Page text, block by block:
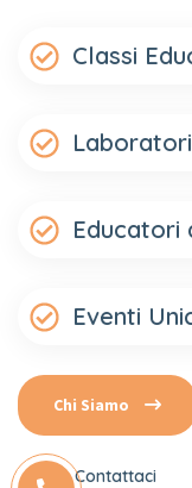
Classi
Educatori
Eventi
Chi Siamo
Contattaci